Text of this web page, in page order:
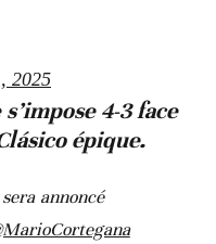
2025
4-3 face
épique.
annoncé